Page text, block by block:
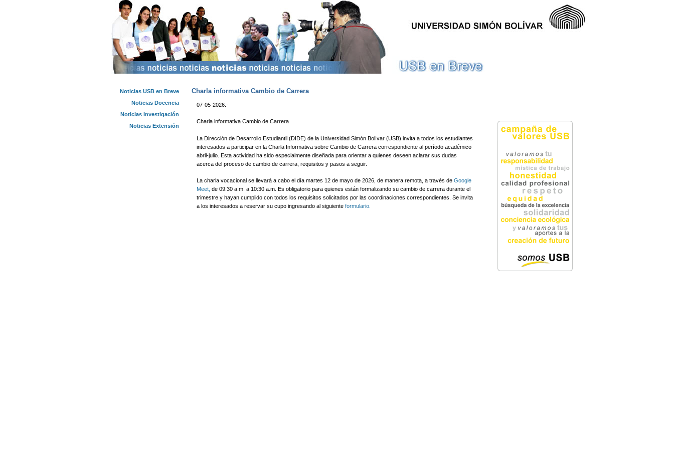
Pasar al contenido principal
Charla informativa Cambio de Carrera
07-05-2026.-
Charla informativa Cambio de Carrera
La Dirección de Desarrollo Estudiantil (DIDE) de la Universidad Simón Bolívar (USB) invita a todos los estudiantes
interesados a participar en la Charla Informativa sobre Cambio de Carrera correspondiente al período académico
abril-julio. Esta actividad ha sido especialmente diseñada para orientar a quienes deseen aclarar sus dudas
acerca del proceso de cambio de carrera, requisitos y pasos a seguir.
La charla vocacional se llevará a cabo el día martes 12 de mayo de 2026, de manera remota, a través de Google
Meet, de 09:30 a.m. a 10:30 a.m. Es obligatorio para quienes están formalizando su cambio de carrera durante el
trimestre y hayan cumplido con todos los requisitos solicitados por las coordinaciones correspondientes. Se invita
a los interesados a reservar su cupo ingresando al siguiente formulario.
Noticias USB en Breve
Noticias Docencia
Noticias Investigación
Noticias Extensión